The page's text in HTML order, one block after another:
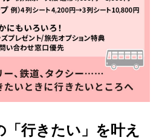
行きたい」を叶え